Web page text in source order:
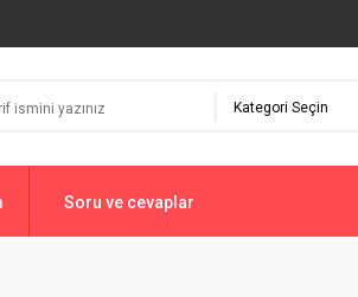
Soru ve cevaplar